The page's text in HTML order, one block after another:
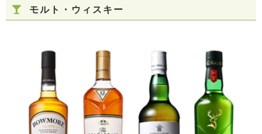
モルト・ウィスキー